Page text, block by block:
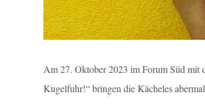
Am 27. Oktober 2023 im Forum Süd mit
Kugelfuhr!“ bringen die Kächeles